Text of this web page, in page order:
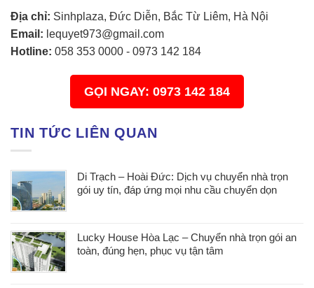
Địa chỉ: Sinhplaza, Đức Diễn, Bắc Từ Liêm, Hà Nội
Email: lequyet973@gmail.com
Hotline: 058 353 0000 - 0973 142 184
GỌI NGAY: 0973 142 184
TIN TỨC LIÊN QUAN
Di Trạch – Hoài Đức: Dịch vụ chuyển nhà trọn
gói uy tín, đáp ứng mọi nhu cầu chuyển dọn
Lucky House Hòa Lạc – Chuyển nhà trọn gói an
toàn, đúng hẹn, phục vụ tận tâm